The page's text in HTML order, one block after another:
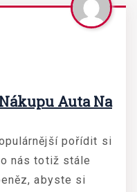
Auta Na
pořídit si
nás totiž stále
abyste si